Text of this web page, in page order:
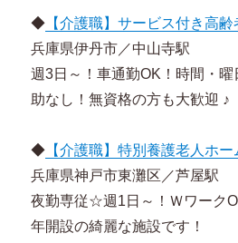
◆ 【介護職】サービス付き高
兵庫県伊丹市／中山寺駅
週3日～！車通勤OK！時間・
助なし！無資格の方も大歓迎 ♪
◆ 【介護職】特別養護老人ホー
兵庫県神戸市東灘区／芦屋駅
夜勤専従☆週1日～！Ｗワーク
年開設の綺麗な施設です！